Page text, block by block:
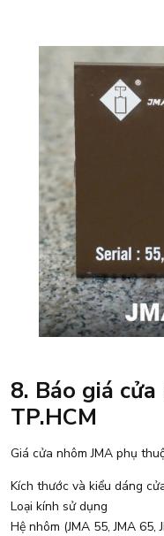
8. Báo giá
TP.HCM
Giá cửa nhôm JMA phụ
Kích thước và kiểu dáng
Loại kính sử dụng
Hệ nhôm (JMA 55, JMA 65,